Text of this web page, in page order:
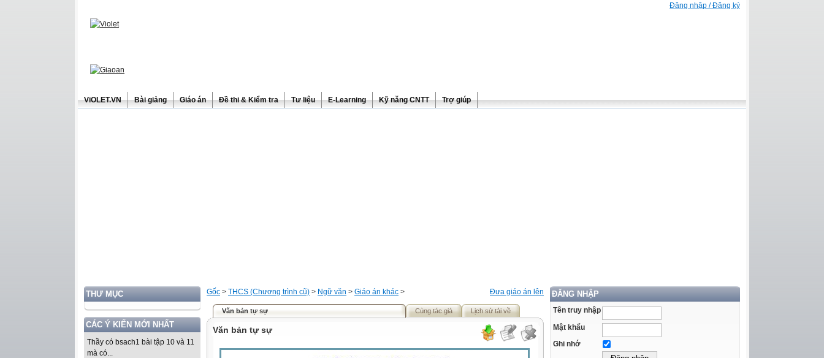
Đăng nhập / Đăng ký
ViOLET.VN Bài giảng Giáo án Đề thi & Kiểm tra Tư liệu E-Learning Kỹ năng CNTT Trợ giúp
THƯ MỤC
CÁC Ý KIẾN MỚI NHẤT
Thầy có bsach1 bài tập 10 và 11
mà có...
ĐĂNG NHẬP
Tên truy nhập
Mật khẩu
Ghi nhớ
Đưa giáo án lên
Gốc > THCS (Chương trình cũ) > Ngữ văn > Giáo án khác >
Văn bản tự sự Cùng tác giả Lịch sử tải về
Văn bản tự sự